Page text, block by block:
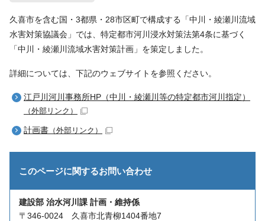
久喜市を含む国・3都県・28市区町で構成する「中川・綾瀬川流域
水害対策協議会」では、特定都市河川浸水対策法第4条に基づく
「中川・綾瀬川流域水害対策計画」を策定しました。
詳細については、下記のウェブサイトを参照ください。
江戸川河川事務所HP（中川・綾瀬川等の特定都市河川指定）
（外部リンク）
計画書 （外部リンク）
このページに関するお問い合わせ
建設部 治水河川課 計画・維持係
〒346-0024 久喜市北青柳1404番地7